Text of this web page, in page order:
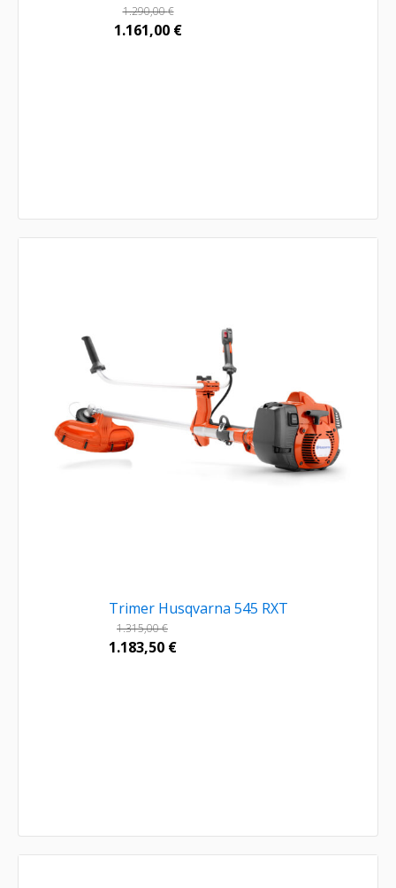
1.290,00€
1.161,00 €
Trimer Husqvarna 545 RXT
1.315,00€
1.183,50 €